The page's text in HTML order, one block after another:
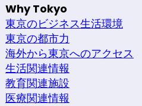
Why Tokyo
東京のビジネス生活環境
東京の都市力
海外から東京へのアクセス
生活関連情報
教育関連施設
医療関連情報